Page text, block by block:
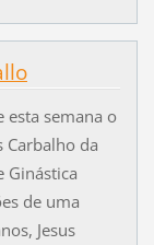
semana o
Carbalho da
Ginástica
de uma
Jesus